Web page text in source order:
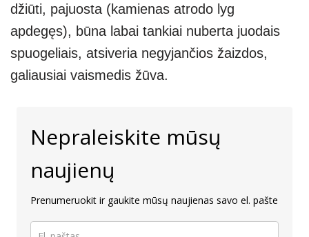
džiūti, pajuosta (kamienas atrodo lyg
apdegęs), būna labai tankiai nuberta juodais
spuogeliais, atsiveria negyjančios žaizdos,
galiausiai vaismedis žūva.
Nepraleiskite mūsų
naujienų
Prenumeruokit ir gaukite mūsų naujienas savo el. pašte